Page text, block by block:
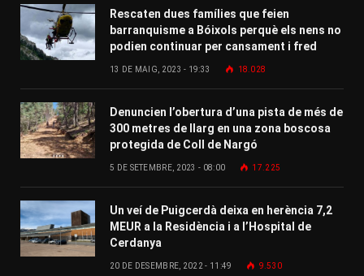
Rescaten dues famílies que feien
barranquisme a Bóixols perquè els nens no
podien continuar per cansament i fred
13 DE MAIG, 2023 - 19:33 18.028
Denuncien l’obertura d’una pista de més de
300 metres de llarg en una zona boscosa
protegida de Coll de Nargó
5 DE SETEMBRE, 2023 - 08:00 17.225
Un veí de Puigcerdà deixa en herència 7,2
MEUR a la Residència i a l’Hospital de
Cerdanya
20 DE DESEMBRE, 2022 - 11:49 9.530